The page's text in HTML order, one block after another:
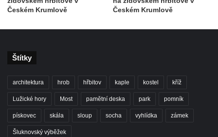
Českém Krumlově
Českém Krumlově
Štítky
architektura hrob hřbitov kaple kostel kříž
Lužické hory Most pamětní deska park pomník
pískovec skála sloup socha vyhlídka zámek
Šluknovský výběžek